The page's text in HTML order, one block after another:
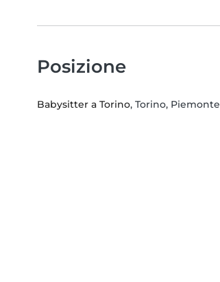
Posizione
Babysitter a Torino, Torino, Piemonte